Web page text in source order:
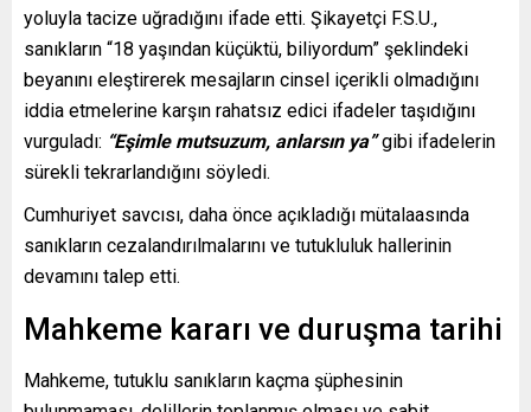
yoluyla tacize uğradığını ifade etti. Şikayetçi F.S.U.,
sanıkların “18 yaşından küçüktü, biliyordum” şeklindeki
beyanını eleştirerek mesajların cinsel içerikli olmadığını
iddia etmelerine karşın rahatsız edici ifadeler taşıdığını
vurguladı: “Eşimle mutsuzum, anlarsın ya”gibi ifadelerin
sürekli tekrarlandığını söyledi.
Cumhuriyet savcısı, daha önce açıkladığı mütalaasında
sanıkların cezalandırılmalarını ve tutukluluk hallerinin
devamını talep etti.
Mahkeme kararı ve duruşma tarihi
Mahkeme, tutuklu sanıkların kaçma şüphesinin